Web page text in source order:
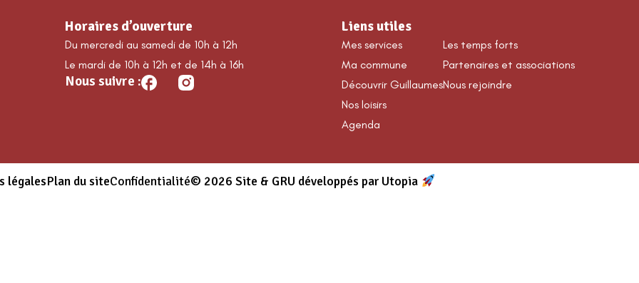
Horaires d’ouverture
Du mercredi au samedi de 10h à 12h
Le mardi de 10h à 12h et de 14h à 16h
Nous suivre :
Liens utiles
Mes services
Ma commune
Découvrir Guillaumes
Nos loisirs
Agenda
Les temps forts
Partenaires et associations
Nous rejoindre
légalesPlan du siteConfidentialité© 2026 Site & GRU développés par Utopia